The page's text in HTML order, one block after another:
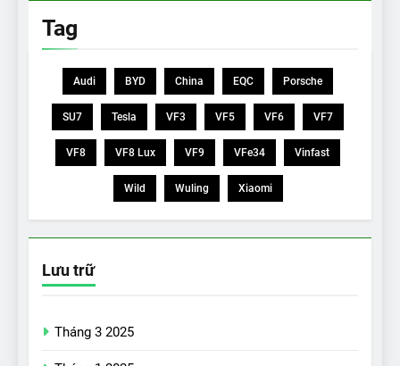
Tag
Audi BYD China EQC Porsche
SU7 Tesla VF3 VF5 VF6 VF7
VF8 VF8 Lux VF9 VFe34 Vinfast
Wild Wuling Xiaomi
Lưu trữ
Tháng 3 2025